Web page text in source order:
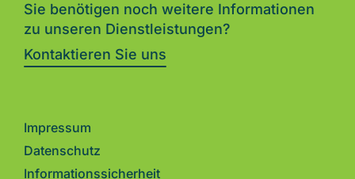
Sie benötigen noch weitere Informationen
zu unseren Dienstleistungen?
Kontaktieren Sie uns
Impressum
Datenschutz
Informationssicherheit